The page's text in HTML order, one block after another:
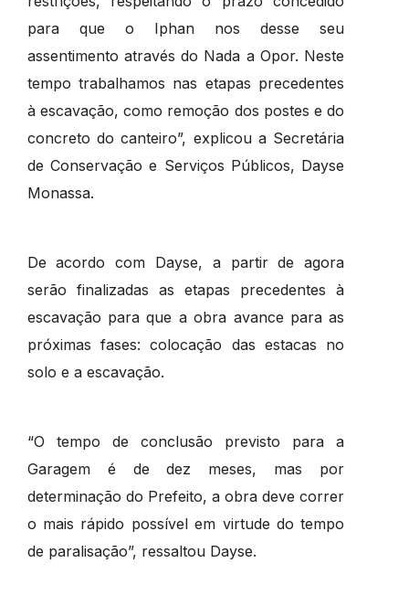
para que o Iphan nos desse seu
assentimento através do Nada a Opor. Neste
tempo trabalhamos nas etapas precedentes
à escavação, como remoção dos postes e do
concreto do canteiro”, explicou a Secretária
de Conservação e Serviços Públicos, Dayse
Monassa.
De acordo com Dayse, a partir de agora
serão finalizadas as etapas precedentes à
escavação para que a obra avance para as
próximas fases: colocação das estacas no
solo e a escavação.
“O tempo de conclusão previsto para a
Garagem é de dez meses, mas por
determinação do Prefeito, a obra deve correr
o mais rápido possível em virtude do tempo
de paralisação”, ressaltou Dayse.